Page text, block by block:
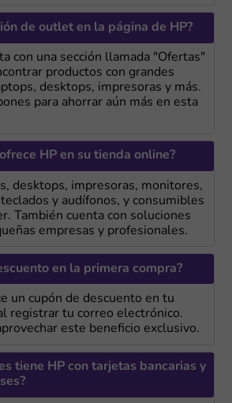
de outlet en la página de HP?
con una sección llamada "Ofertas"
productos con grandes
desktops, impresoras y más.
para ahorrar aún más en esta
HP en su tienda online?
desktops, impresoras, monitores,
y audífonos, y consumibles
También cuenta con soluciones
empresas y profesionales.
en la primera compra?
un cupón de descuento en tu
registrar tu correo electrónico.
este beneficio exclusivo.
tiene HP con tarjetas bancarias y